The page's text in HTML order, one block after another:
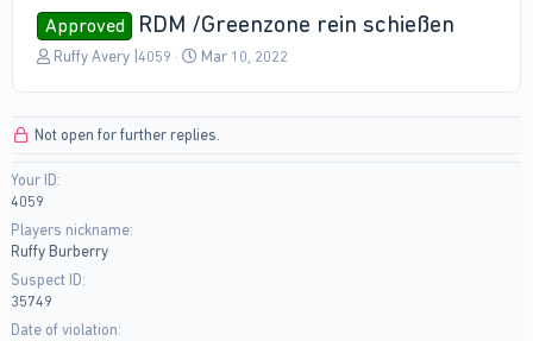
Approved RDM /Greenzone rein schießen
T
a
s
a
r
e
Ruffy Avery |4059
S
t
Mar 10, 2022
Not open for further replies.
Your ID
4059
Players nickname
Ruffy Burberry
Suspect ID
35749
Date of violation